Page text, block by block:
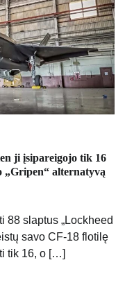
ji įsipareigojo tik 16
„Gripen“ alternatyvą
88 slaptus „Lockheed
savo CF-18 flotilę
tik 16, o […]